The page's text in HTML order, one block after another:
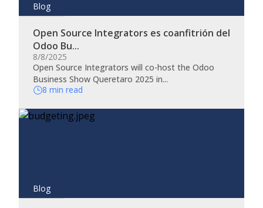
Blog
Open Source Integrators es coanfitrión del
Odoo Bu...
8/8/2025
Open Source Integrators will co-host the Odoo
Business Show Queretaro 2025 in...
8 min read
Blog